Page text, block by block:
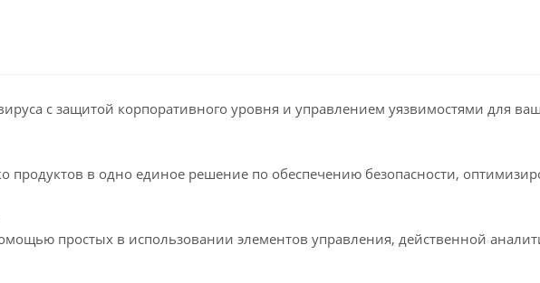
с защитой корпоративного уровня и управлением уязвимостями для
продуктов в одно единое решение по обеспечению безопасности,
простых в использовании элементов управления, действенной